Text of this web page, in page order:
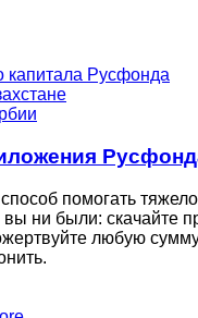
капитала Русфонда
помогать
вы ни были: скачайте
любую